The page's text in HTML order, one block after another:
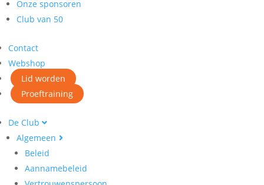
Onze sponsoren
Club van 50
Contact
Webshop
Lid worden
Proeftraining
De Club
Algemeen
Beleid
Aannamebeleid